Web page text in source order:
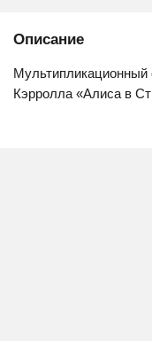
Описание
Кэрролла «Алиса в